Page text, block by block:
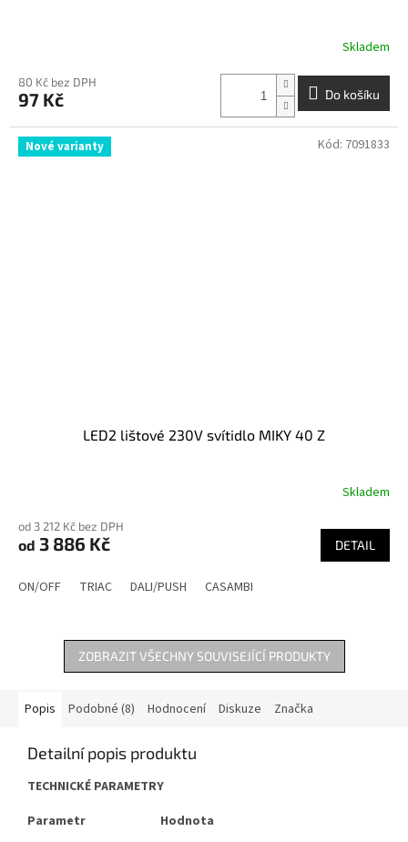
Skladem
80 Kč bez DPH
97 Kč Do košíku
Nové varianty
LED2 lištové 230V svítidlo MIKY 40 Z
Skladem
od 3 212 Kč bez DPH
od 3 886 Kč DETAIL
ON/OFF TRIAC DALI/PUSH CASAMBI
Kód: 7091833
ZOBRAZIT VŠECHNY SOUVISEJÍCÍ PRODUKTY
Popis Podobné (8) Hodnocení Diskuze Značka
Detailní popis produktu
TECHNICKÉ PARAMETRY
Parametr
Hodnota